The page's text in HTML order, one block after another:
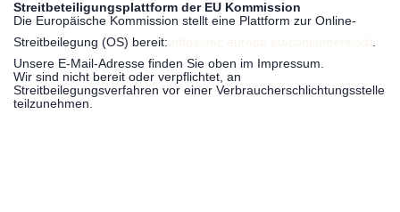
Streitbeteiligungsplattform der EU Kommission
Die Europäische Kommission stellt eine Plattform zur Online-
Streitbeilegung (OS) bereit:
.
Unsere E-Mail-Adresse finden Sie oben im Impressum.
Wir sind nicht bereit oder verpflichtet, an
Streitbeilegungsverfahren vor einer Verbraucherschlichtungsstelle
teilzunehmen.